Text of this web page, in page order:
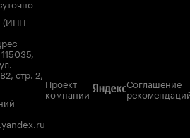
(ИНН
стр. 2,
Проект
компании
Соглашение